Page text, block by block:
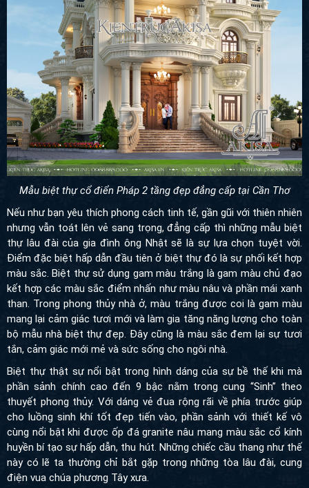
Mẫu biệt thự cổ điển Pháp 2 tầng đẹp đẳng cấp tại Cần Thơ
Nếu như bạn yêu thích phong cách tinh tế, gần gũi với thiên nhiên
nhưng vẫn toát lên vẻ sang trọng, đẳng cấp thì những mẫu biệt
thự lâu đài của gia đình ông Nhật sẽ là sự lựa chọn tuyệt vời.
Điểm đặc biệt hấp dẫn đầu tiên ở biệt thự đó là sự phối kết hợp
màu sắc. Biệt thự sử dụng gam màu trắng là gam màu chủ đạo
kết hợp các màu sắc điểm nhấn như màu nâu và phần mái xanh
than. Trong phong thủy nhà ở, màu trắng được coi là gam màu
mang lại cảm giác tươi mới và làm gia tăng năng lượng cho toàn
bộ mẫu nhà biệt thự đẹp. Đây cũng là màu sắc đem lại sự tươi
tắn, cảm giác mới mẻ và sức sống cho ngôi nhà.
Biệt thự thật sự nổi bật trong hình dáng của sự bề thế khi mà
phần sảnh chính cao đến 9 bậc nằm trong cung “Sinh” theo
thuyết phong thủy. Với dáng vẻ đua rộng rãi về phía trước giúp
cho luồng sinh khí tốt đẹp tiến vào, phần sảnh với thiết kế vô
cùng nổi bật khi được ốp đá granite nâu mang màu sắc cổ kính
huyền bí tạo sự hấp dẫn, thu hút. Những chiếc cầu thang như thế
này có lẽ ta thường chỉ bắt gặp trong những tòa lâu đài, cung
điện vua chúa phương Tây xưa.